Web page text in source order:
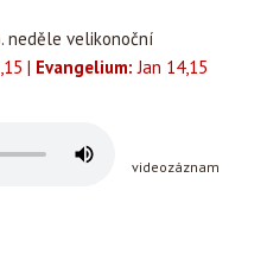
neděle velikonoční
| Evangelium: Jan 14,15
videozáznam